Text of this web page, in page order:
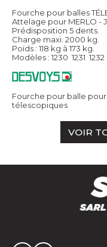
Fourche pour balles
Attelage pour MERLO -
Prédisposition 5 dents.
Charge maxi. 2000 kg.
Poids : 118 kg à 173 kg.
Modèles : 1230  1231  1232
Fourche pour balle
télescopiques
VOIR